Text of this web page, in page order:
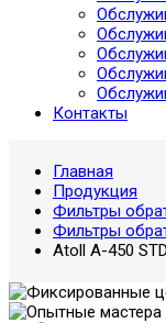
Контакты
Главная
Продукция
Фильтры
Фильтры
Atoll A-450